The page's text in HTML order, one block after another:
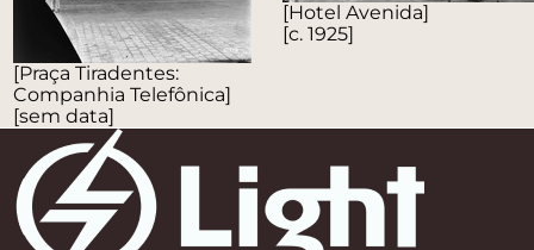
[Praça Tiradentes:
Companhia Telefônica]
[sem data]
[Hotel Avenida]
[c. 1925]